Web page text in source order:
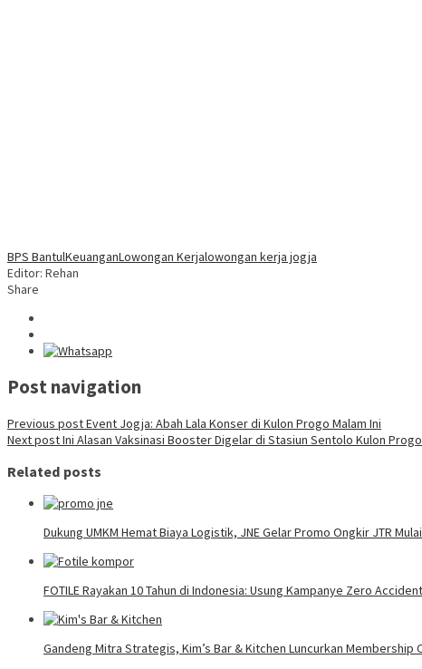
BPS BantulKeuanganLowongan Kerjalowongan kerja jogja
Editor: Rehan
Share
Post navigation
Previous postEvent Jogja: Abah Lala Konser di Kulon Progo Malam Ini
Next postIni Alasan Vaksinasi Booster Digelar di Stasiun Sentolo Kulon Progo
Related posts
Dukung UMKM Hemat Biaya Logistik, JNE Gelar Promo Ongkir JTR
FOTILE Rayakan 10 Tahun di Indonesia: Usung Kampanye Zero
Gandeng Mitra Strategis, Kim’s Bar & Kitchen Luncurkan Membership